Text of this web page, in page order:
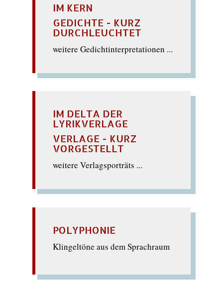
IM KERN
GEDICHTE - KURZ
DURCHLEUCHTET
weitere Gedichtinterpretationen ...
IM DELTA DER
LYRIKVERLAGE
VERLAGE - KURZ
VORGESTELLT
weitere Verlagsporträts ...
POLYPHONIE
Klingeltöne aus dem Sprachraum